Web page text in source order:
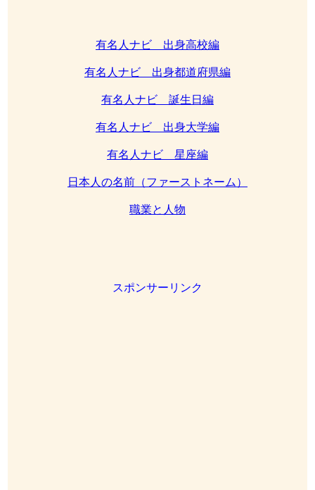
有名人ナビ 出身高校編
有名人ナビ 出身都道府県編
有名人ナビ 誕生日編
有名人ナビ 出身大学編
有名人ナビ 星座編
日本人の名前（ファーストネーム）
職業と人物
スポンサーリンク